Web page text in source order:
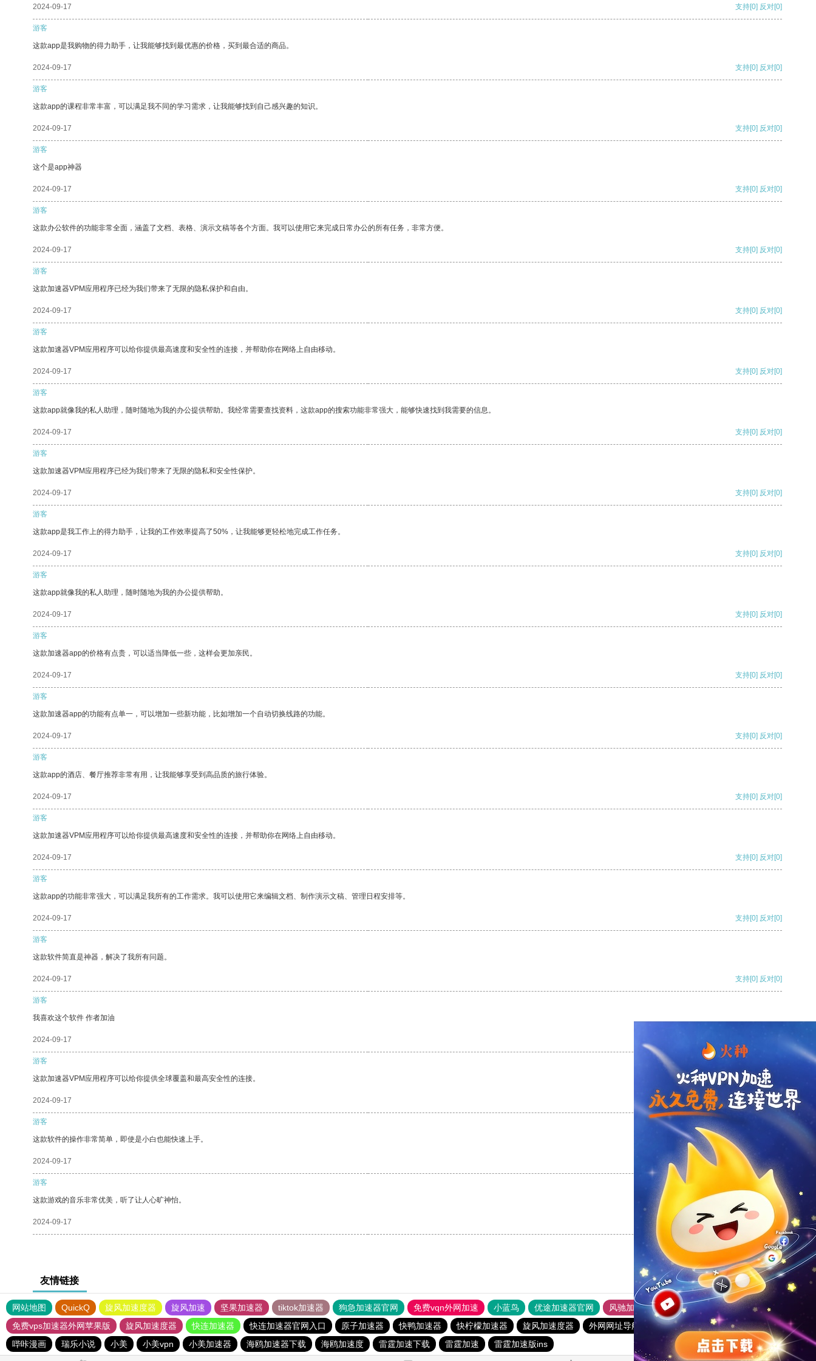
2024-09-17 支持[0] 反对[0]
游客
这款app是我购物的得力助手，让我能够找到最优惠的价格，买到最合适的商品。
2024-09-17 支持[0] 反对[0]
游客
这款app的课程非常丰富，可以满足我不同的学习需求，让我能够找到自己感兴趣的知识。
2024-09-17 支持[0] 反对[0]
游客
这个是app神器
2024-09-17 支持[0] 反对[0]
游客
这款办公软件的功能非常全面，涵盖了文档、表格、演示文稿等各个方面。我可以使用它来完成日常办公的所有任务，非常方便。
2024-09-17 支持[0] 反对[0]
游客
这款加速器VPM应用程序已经为我们带来了无限的隐私保护和自由。
2024-09-17 支持[0] 反对[0]
游客
这款加速器VPM应用程序可以给你提供最高速度和安全性的连接，并帮助你在网络上自由移动。
2024-09-17 支持[0] 反对[0]
游客
这款app就像我的私人助理，随时随地为我的办公提供帮助。我经常需要查找资料，这款app的搜索功能非常强大，能够快速找到我需要的信息。
2024-09-17 支持[0] 反对[0]
游客
这款加速器VPM应用程序已经为我们带来了无限的隐私和安全性保护。
2024-09-17 支持[0] 反对[0]
游客
这款app是我工作上的得力助手，让我的工作效率提高了50%，让我能够更轻松地完成工作任务。
2024-09-17 支持[0] 反对[0]
游客
这款app就像我的私人助理，随时随地为我的办公提供帮助。
2024-09-17 支持[0] 反对[0]
游客
这款加速器app的价格有点贵，可以适当降低一些，这样会更加亲民。
2024-09-17 支持[0] 反对[0]
游客
这款加速器app的功能有点单一，可以增加一些新功能，比如增加一个自动切换线路的功能。
2024-09-17 支持[0] 反对[0]
游客
这款app的酒店、餐厅推荐非常有用，让我能够享受到高品质的旅行体验。
2024-09-17 支持[0] 反对[0]
游客
这款加速器VPM应用程序可以给你提供最高速度和安全性的连接，并帮助你在网络上自由移动。
2024-09-17 支持[0] 反对[0]
游客
这款app的功能非常强大，可以满足我所有的工作需求。我可以使用它来编辑文档、制作演示文稿、管理日程安排等。
2024-09-17 支持[0] 反对[0]
游客
这款软件简直是神器，解决了我所有问题。
2024-09-17 支持[0] 反对[0]
游客
我喜欢这个软件 作者加油
2024-09-17
游客
这款加速器VPM应用程序可以给你提供全球覆盖和最高安全性的连接。
2024-09-17 支持 [0] 反对[0]
游客
这款软件的操作非常简单，即使是小白也能快速上手。
2024-09-17 支持[0] 反对
游客
这款游戏的音乐非常优美，听了让人心旷神怡。
2024-09-17 支持[0] 反对[0]
友情链接
网站地图 QuickQ 旋风加速度器 旋风加速 坚果加速器 tiktok加速器 狗急加速器官网 免费vqn外网加速 小蓝鸟 优途加速器官网 风驰加速器
旋风加速器
免费vps加速器外网苹果版
旋风加速度器 快连加速器 快连加速器官网入口 原子加速器 快鸭加速器 快柠檬加速器 旋风加速度器 外网网址导航 软件中心 雷霆加速
狂飙加速器
哔咔漫画
瑞乐小说 小美 小美vpn 小美加速器 海鸥加速器下载 海鸥加速度 雷霆加速下载 雷霆加速 雷霆加速版ins